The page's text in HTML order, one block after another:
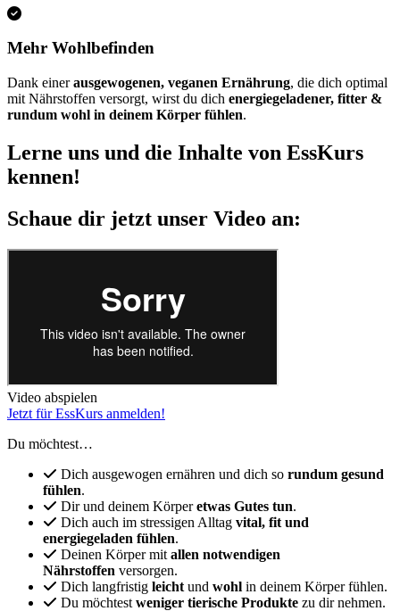
Mehr Wohlbefinden
Dank einerausgewogenen, veganen Ernährung, die dich optimal
mit Nährstoffen versorgt, wirst du dich energiegeladener, fitter &
rundum wohl in deinem Körper fühlen.
Lerne uns und die Inhalte von EssKurs
kennen!
Schaue dir jetzt unser Video an:
Video abspielen
Jetzt für EssKurs anmelden!
Du möchtest…
Dich ausgewogen ernähren und dich so rundum gesund
fühlen.
Dir und deinem Körperetwas Gutes tun.
Dich auch im stressigen Alltag vital, fit und
energiegeladen fühlen.
Deinen Körper mit allen notwendigen
Nährstoffen versorgen.
Dich langfristig leicht und wohl in deinem Körper fühlen.
Du möchtest weniger tierische Produkte zu dir nehmen.⁣⁣⁣